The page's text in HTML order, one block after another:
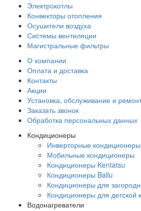
Электрокотлы
Конвекторы отопления
Осушители воздуха
Системы вентиляции
Магистральные фильтры
О компании
Оплата и доставка
Контакты
Акции
Установка, обслуживание и
Заказать звонок
Обработка персональных данных
Кондиционеры
Инверторные кондиционеры
Мобильные кондиционеры
Кондиционеры Kentatsu
Кондиционеры Ballu
Кондиционеры для
Кондиционеры для детской
Водонагреватели